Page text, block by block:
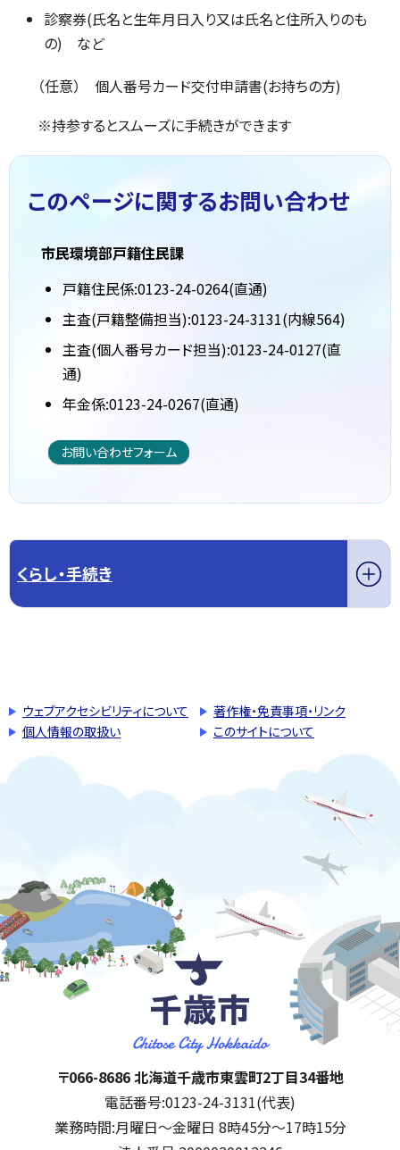
診察券(氏名と生年月日入り又は氏名と住所入りのも
の) など
（任意） 個人番号カード交付申請書(お持ちの方)
※持参するとスムーズに手続きができます
このページに関するお問い合わせ
市民環境部戸籍住民課
戸籍住民係:0123-24-0264(直通)
主査(戸籍整備担当):0123-24-3131(内線564)
主査(個人番号カード担当):0123-24-0127(直
通)
年金係:0123-24-0267(直通)
お問い合わせフォーム
くらし・手続き
ウェブアクセシビリティについて
著作権・免責事項・リンク
個人情報の取扱い
このサイトについて
千歳市
住所:
〒066-8686 北海道千歳市東雲町2丁目34番地
電話番号:0123-24-3131(代表)
業務時間:月曜日～金曜日 8時45分～17時15分